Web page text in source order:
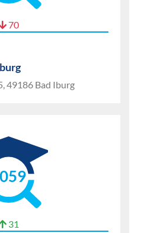
70
49186 Bad Iburg
31